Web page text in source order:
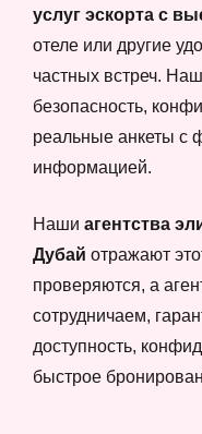
услуг эскорта с
отеле или другие
частных встреч.
безопасность,
реальные анкеты с
информацией.
Наши агентства
Дубай отражают
проверяются, а
сотрудничаем,
доступность,
быстрое